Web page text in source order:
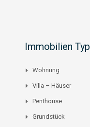
Immobilien Typ
Wohnung
Villa – Häuser
Penthouse
Grundstück